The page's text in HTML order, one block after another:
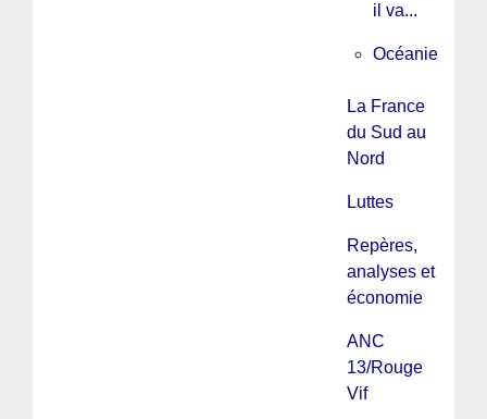
il va...
Océanie
La France
du Sud au
Nord
Luttes
Repères,
analyses et
économie
ANC
13/Rouge
Vif